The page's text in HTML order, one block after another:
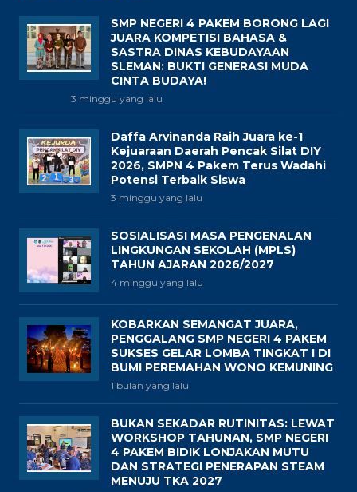
SMP NEGERI 4 PAKEM BORONG LAGI
JUARA KOMPETISI BAHASA &
SASTRA DINAS KEBUDAYAAN
SLEMAN: BUKTI GENERASI MUDA
CINTA BUDAYA!
3 minggu yang lalu
Daffa Arvinanda Raih Juara ke-1
Kejuaraan Daerah Pencak Silat DIY
2026, SMPN 4 Pakem Terus Wadahi
Potensi Terbaik Siswa
3 minggu yang lalu
SOSIALISASI MASA PENGENALAN
LINGKUNGAN SEKOLAH (MPLS)
TAHUN AJARAN 2026/2027
4 minggu yang lalu
KOBARKAN SEMANGAT JUARA,
PENGGALANG SMP NEGERI 4 PAKEM
SUKSES GELAR LOMBA TINGKAT I DI
BUMI PEREMAHAN WONO KEMUNING
1 bulan yang lalu
BUKAN SEKADAR RUTINITAS: LEWAT
WORKSHOP TAHUNAN, SMP NEGERI
4 PAKEM BIDIK LONJAKAN MUTU
DAN STRATEGI PENERAPAN STEAM
MENUJU TKA 2027